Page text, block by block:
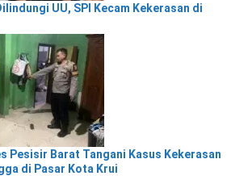
UU, SPI Kecam Kekerasan di
Pesisir Barat Tangani Kasus Kekerasan
di Pasar Kota Krui